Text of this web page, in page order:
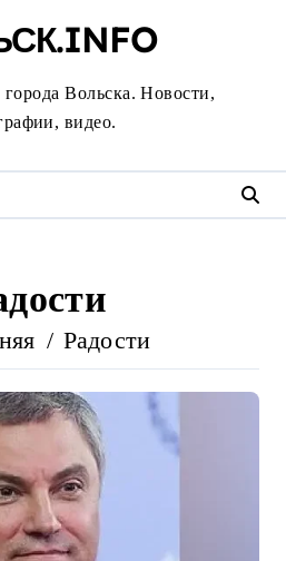
Вольска. Новости,
видео.
Радости